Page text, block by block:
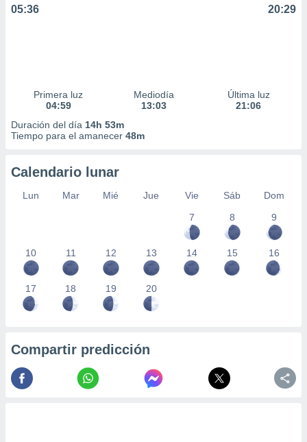
05:36 20:29
Primera luz
04:59
Mediodía
13:03
Última luz
21:06
Duración del día 14h 53m
Tiempo para el amanecer 48m
Calendario lunar
Lun Mar Mié Jue Vie Sáb
Dom
7
8 9
10 11 12 13 14 15 16
17 18 19 20
Compartir predicción